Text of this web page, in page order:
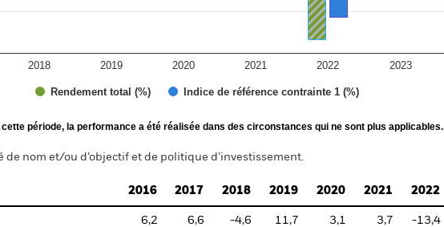
Rendement total (%) Indice de référence contrainte 1 (%)
2018 2019 2020 2021 2022 2023
cette période, la performance a été réalisée dans des circonstances qui ne sont plus applicables.
nom et/ou d’objectif et de politique d’investissement.
2016 2017 2018 2019 2020 2021 2022
6,2 6,6 -4,6 11,7 3,1 3,7 -13,4